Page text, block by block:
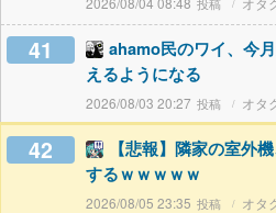
41
ahamo民のワイ、今
えるようになる
2026/08/03 20:27 オタ
42
【悲報】隣家の室外
するｗｗｗｗｗ
2026/08/05 23:35 オタ